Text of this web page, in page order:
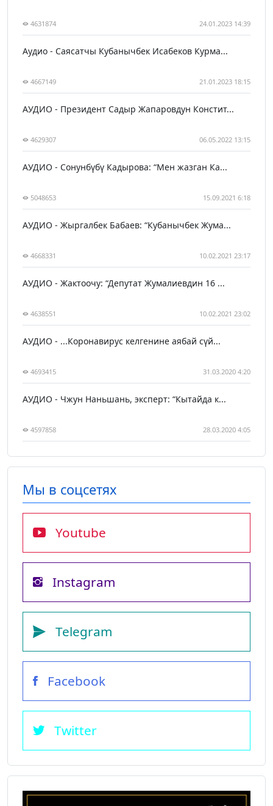
4631874 24.01.2023 14:39
Аудио - Саясатчы Кубанычбек Исабеков Курма...
4667149 21.01.2023 18:15
АУДИО - Президент Садыр Жапаровдун Констит...
4629307 06.05.2022 13:15
АУДИО - Сонунбүбү Кадырова: “Мен жазган Ка...
5048653 15.09.2021 6:18
АУДИО - Жыргалбек Бабаев: “Кубанычбек Жума...
4668331 10.02.2021 23:17
АУДИО - Жактоочу: “Депутат Жумалиевдин 16 ...
4638551 10.02.2021 23:02
АУДИО - ...Коронавирус келгенине аябай сүй...
4693415 31.03.2020 4:20
АУДИО - Чжун Наньшань, эксперт: “Кытайда к...
4597858 28.03.2020 4:05
Мы в соцсетях
Youtube
Instagram
Telegram
Facebook
Twitter